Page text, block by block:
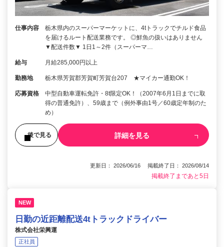
仕事内容
栃木県内のスーパーマーケットに、4tトラックでチルド食品
を届けるルート配送業務です。 ◎鮮魚の扱いはありません
▼配送件数▼ 1日1～2件（スーパーマ…
給与 月給285,000円以上
勤務地 栃木県芳賀郡芳賀町芳賀台207 ★マイカー通勤OK！
応募資格
中型自動車運転免許・8t限定OK！（2007年6月1日までに取
得の普通免許）、59歳まで（例外事由1号／60歳定年制のた
め）
後で見る 詳細を見る
更新日： 2026/06/16 掲載終了日： 2026/08/14
掲載終了まであと5日
NEW
日勤の近距離配送4tトラックドライバー
株式会社栄興運
正社員